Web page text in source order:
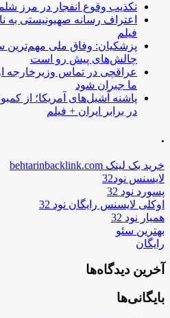
تکذیب وقوع انفجار در مرز
اعتراف رسانه صهیونیستی به
فیلم
پزشکیان: وفاق ملی مهم‌ترین
چالش‌های پیش رو است
عراقچی در تماس وزیرخارجه
ما جبران شود
پاشنه آشیل‌های آمریکا؛ از
در برابر ایران + فیلم
.
خرید بک لینک behtarinbacklink.com
لایسنس نود32
پسورد نود 32
اوکلی لایسنس رایگان نود 32
همیار نود 32
بهترین سئو
رایگان
آخرین دیدگاه‌ها
بایگانی‌ها